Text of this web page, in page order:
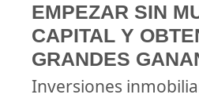
EMPEZAR SIN
CAPITAL Y
GRANDES
Inversiones